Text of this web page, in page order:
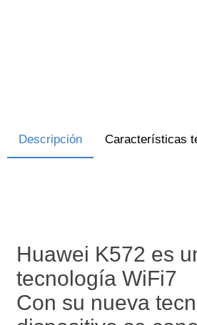
Descripción Características
Huawei K572 es
tecnología WiFi7
Con su nueva